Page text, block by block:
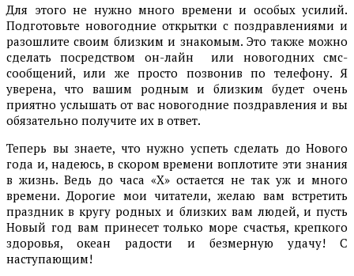
Для этого не нужно много времени и особых усилий.
Подготовьте новогодние открытки с поздравлениями и
разошлите своим близким и знакомым. Это также можно
сделать посредством он-лайн или новогодних смс-
сообщений, или же просто позвонив по телефону. Я
уверена, что вашим родным и близким будет очень
приятно услышать от вас новогодние поздравления и вы
обязательно получите их в ответ.
Теперь вы знаете, что нужно успеть сделать до Нового
года и, надеюсь, в скором времени воплотите эти знания
в жизнь. Ведь до часа «Х» остается не так уж и много
времени. Дорогие мои читатели, желаю вам встретить
праздник в кругу родных и близких вам людей, и пусть
Новый год вам принесет только море счастья, крепкого
здоровья, океан радости и безмерную удачу! С
наступающим!